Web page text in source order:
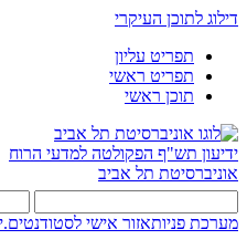
דילוג לתוכן העיקרי
תפריט עליון
תפריט ראשי
תוכן ראשי
ידיעון תש"ף הפקולטה למדעי הרוח
אוניברסיטת תל אביב
מערכת פניותאזור אישי